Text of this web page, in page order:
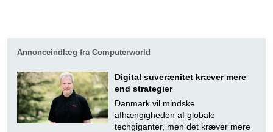
Annonceindlæg fra Computerworld
Digital suverænitet kræver mere
end strategier
Danmark vil mindske
afhængigheden af globale
techgiganter, men det kræver mere